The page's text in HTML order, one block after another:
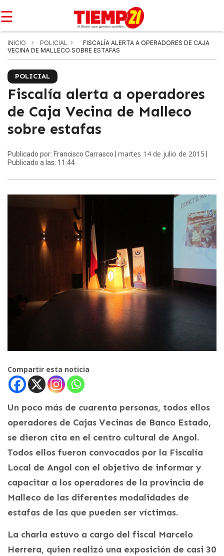
☰
INICIO POLICIAL
FISCALÍA ALERTA A OPERADORES DE CAJA
VECINA DE MALLECO SOBRE ESTAFAS
POLICIAL
Fiscalía alerta a operadores
de Caja Vecina de Malleco
sobre estafas
Publicado por: Francisco Carrasco | martes 14 de julio de 2015
Publicado a las: 11:44
Compartir esta noticia
Un poco más de cuarenta personas, todos ellos
operadores de Cajas Vecinas de Banco Estado,
se dieron cita en el centro cultural de Angol.
Todos ellos fueron convocados por la Fiscalía
Local de Angol con el objetivo de informar y
capacitar a los operadores de la provincia de
Malleco de las diferentes modalidades de
estafas de las que pueden ser víctimas.
La charla estuvo a cargo del fiscal Marcelo
Herrera, quien realizó una exposición de casi 30